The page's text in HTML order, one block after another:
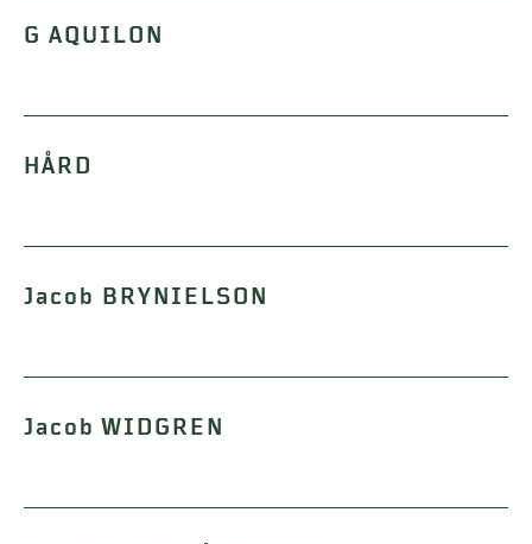
G AQUILON
HÅRD
Jacob BRYNIELSON
Jacob WIDGREN